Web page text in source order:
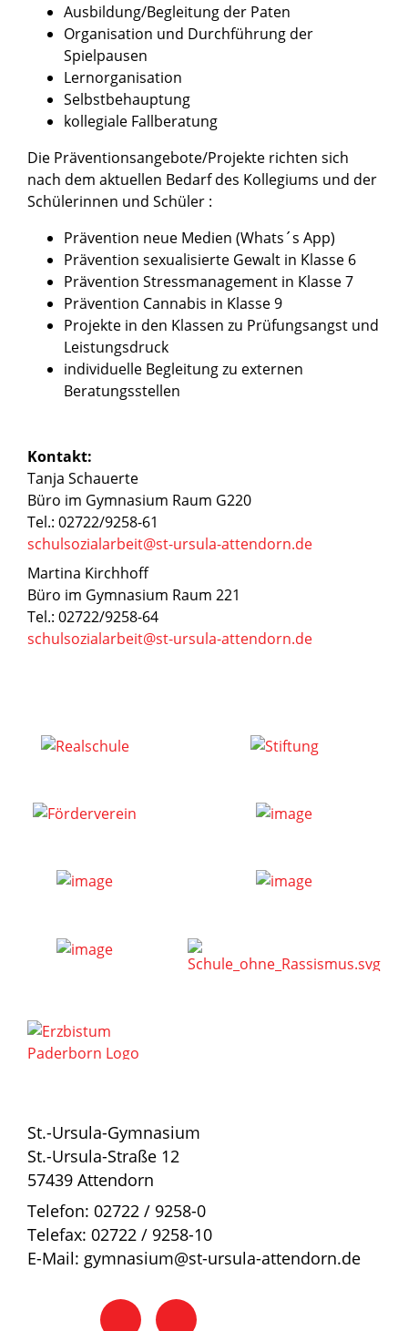
Ausbildung/Begleitung der Paten
Organisation und Durchführung der
Spielpausen
Lernorganisation
Selbstbehauptung
kollegiale Fallberatung
Die Präventionsangebote/Projekte richten sich
nach dem aktuellen Bedarf des Kollegiums und der
Schülerinnen und Schüler :
Prävention neue Medien (Whats´s App)
Prävention sexualisierte Gewalt in Klasse 6
Prävention Stressmanagement in Klasse 7
Prävention Cannabis in Klasse 9
Projekte in den Klassen zu Prüfungsangst und
Leistungsdruck
individuelle Begleitung zu externen
Beratungsstellen
Kontakt:
Tanja Schauerte
Büro im Gymnasium Raum G220
Tel.: 02722/9258-61
schulsozialarbeit@st-ursula-attendorn.de
Martina Kirchhoff
Büro im Gymnasium Raum 221
Tel.: 02722/9258-64
schulsozialarbeit@st-ursula-attendorn.de
St.-Ursula-Gymnasium
St.-Ursula-Straße 12
57439 Attendorn
Telefon: 02722 / 9258-0
Telefax: 02722 / 9258-10
E-Mail: gymnasium@st-ursula-attendorn.de